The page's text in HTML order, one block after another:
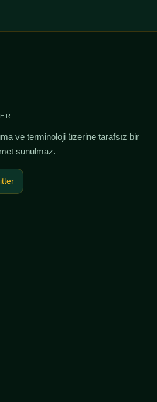
ve terminoloji üzerine tarafsız bir
sunulmaz.